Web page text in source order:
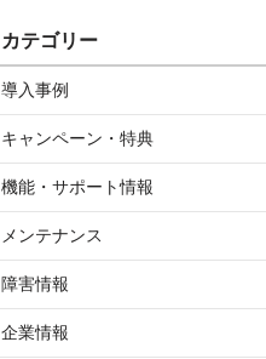
カテゴリー
導入事例
キャンペーン・特典
機能・サポート情報
メンテナンス
障害情報
企業情報